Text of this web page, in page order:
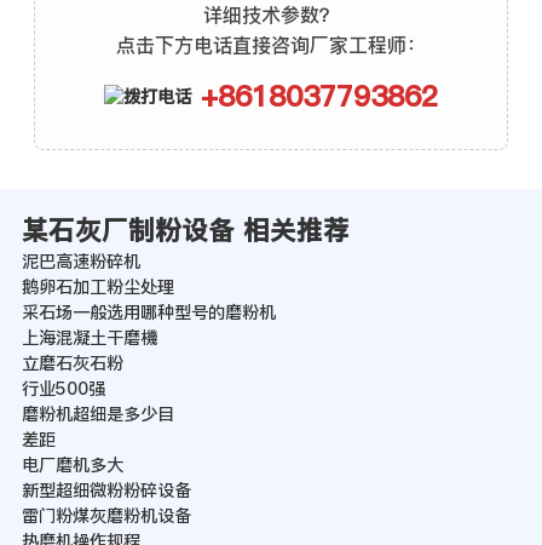
详细技术参数？
点击下方电话直接咨询厂家工程师：
+8618037793862
某石灰厂制粉设备 相关推荐
泥巴高速粉碎机
鹅卵石加工粉尘处理
采石场一般选用哪种型号的磨粉机
上海混凝土干磨機
立磨石灰石粉
行业500强
磨粉机超细是多少目
差距
电厂磨机多大
新型超细微粉粉碎设备
雷门粉煤灰磨粉机设备